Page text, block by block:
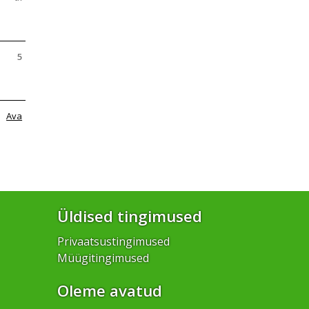
5
Ava
Üldised tingimused
Privaatsustingimused
Müügitingimused
Oleme avatud